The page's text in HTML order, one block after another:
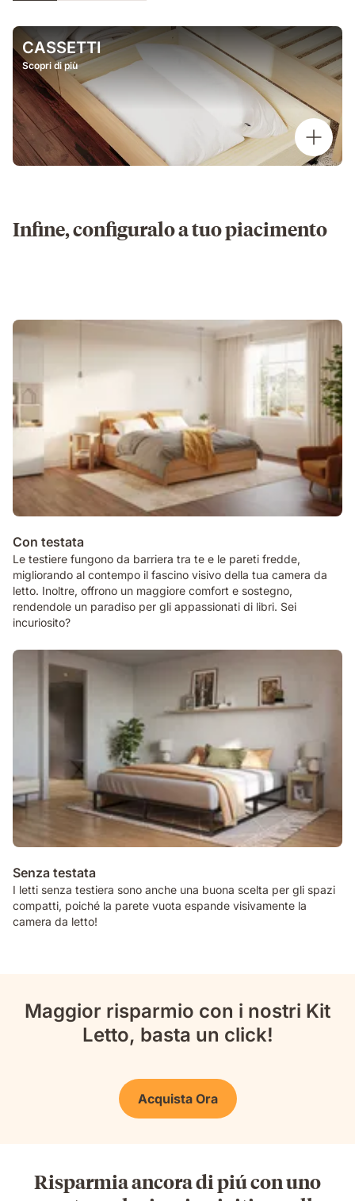
CASSETTI
Scopri di più
Infine, configuralo a tuo piacimento
Con testata
Le testiere fungono da barriera tra te e le pareti fredde,
migliorando al contempo il fascino visivo della tua camera da
letto. Inoltre, offrono un maggiore comfort e sostegno,
rendendole un paradiso per gli appassionati di libri. Sei
incuriosito?
Senza testata
I letti senza testiera sono anche una buona scelta per gli spazi
compatti, poiché la parete vuota espande visivamente la
camera da letto!
Maggior risparmio con i nostri Kit
Letto, basta un click!
Acquista Ora
Risparmia ancora di piú con uno